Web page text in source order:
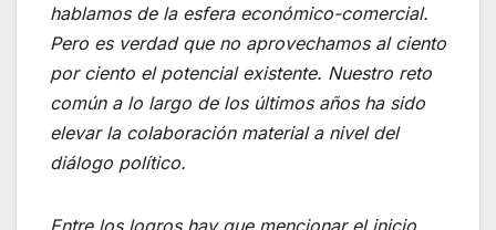
hablamos de la esfera económico-comercial.
Pero es verdad que no aprovechamos al ciento
por ciento el potencial existente. Nuestro reto
común a lo largo de los últimos años ha sido
elevar la colaboración material a nivel del
diálogo político.